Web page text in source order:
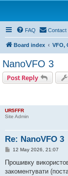
FAQ Contact
Board index VFO,
NanoVFO 3
Post Reply
UR5FFR
Site Admin
Re: NanoVFO 3
P
s
12 May 2026, 21:07
Прошивку
закоментувати